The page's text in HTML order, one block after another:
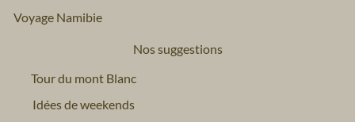
Voyage Namibie
Nos suggestions
Tour du mont Blanc
Idées de weekends